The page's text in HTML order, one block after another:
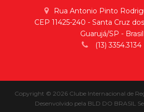
Rua Antonio Pinto
CEP 11425-240 - Santa Cruz
Guarujá/SP - Brasil
(13) 3354.3134
Copyright © 2026 Clube Internacional de
Desenvolvido pela BLD DO BRASIL